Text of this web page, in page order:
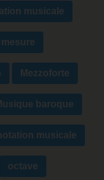
musicale
mesure
Mezzoforte
baroque
musicale
octave